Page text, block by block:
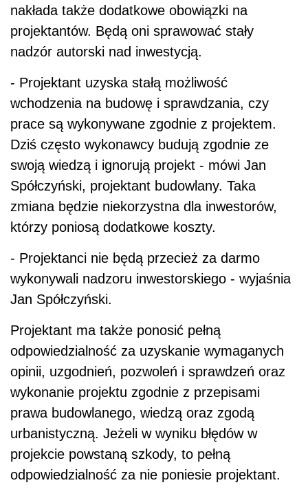
nakłada także dodatkowe obowiązki na
projektantów. Będą oni sprawować stały
nadzór autorski nad inwestycją.
- Projektant uzyska stałą możliwość
wchodzenia na budowę i sprawdzania, czy
prace są wykonywane zgodnie z projektem.
Dziś często wykonawcy budują zgodnie ze
swoją wiedzą i ignorują projekt - mówi Jan
Spółczyński, projektant budowlany. Taka
zmiana będzie niekorzystna dla inwestorów,
którzy poniosą dodatkowe koszty.
- Projektanci nie będą przecież za darmo
wykonywali nadzoru inwestorskiego - wyjaśnia
Jan Spółczyński.
Projektant ma także ponosić pełną
odpowiedzialność za uzyskanie wymaganych
opinii, uzgodnień, pozwoleń i sprawdzeń oraz
wykonanie projektu zgodnie z przepisami
prawa budowlanego, wiedzą oraz zgodą
urbanistyczną. Jeżeli w wyniku błędów w
projekcie powstaną szkody, to pełną
odpowiedzialność za nie poniesie projektant.